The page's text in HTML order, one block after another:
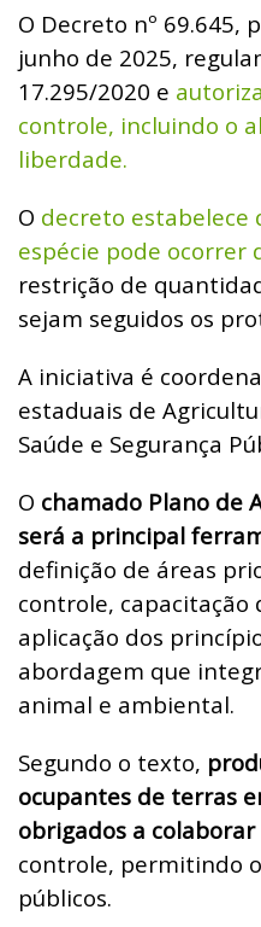
O Decreto nº 69.645,
junho de 2025,
17.295/2020 e
controle, incluindo o
liberdade.
O decreto estabelece
espécie pode ocorrer
restrição de
sejam seguidos os
A iniciativa é
estaduais de
Saúde e Segurança
O chamado Plano de
será a principal
definição de áreas
controle, capacitação
aplicação dos
abordagem que
animal e ambiental.
Segundo o texto,
ocupantes de terras
obrigados a colaborar
controle, permitindo
públicos.